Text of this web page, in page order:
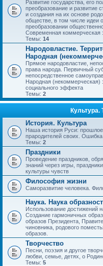
Развитие государства, его
преобразование и развитие
и создания на их основе
обществе, в том числе идеи
преобразовании
Современная коммерческая
Темы: 14
Народовластие.
Народная
Прямое народовластие,
права народа. Первичный
непосредственное
Народная (некоммерческая)
социального эффекта
Темы: 2
Культура.
История. Культура
Наша история Руси:
прародителей своих. Ошибка
Темы: 2
Праздники
Проведение праздников,
знаний через игры,
культуры чувств
Философия жизни
Саморазвитие человека.
Наука. Наука
Использование достижений
Создание гармоничных
образов Президента,
чиновника, родового
образов.
Творчество
Песни, поэзия и другое
любви, семье, детях, о
Темы: 5